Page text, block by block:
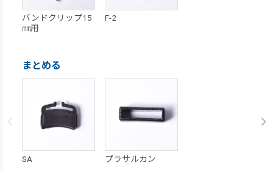
バンドクリップ15
㎜用
F-2
まとめる
SA プラサルカン